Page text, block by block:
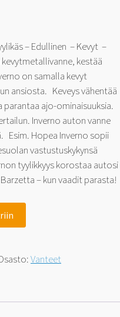
– Edullinen – Kevyt –
kestää
on samalla kevyt
ansiosta. Keveys vähentää
ajo-ominaisuuksia.
Inverno auton vanne
Esim. Hopea Inverno sopii
vastustuskykynsä
tyylikkyys korostaa autosi
– kun vaadit parasta!
Vanteet